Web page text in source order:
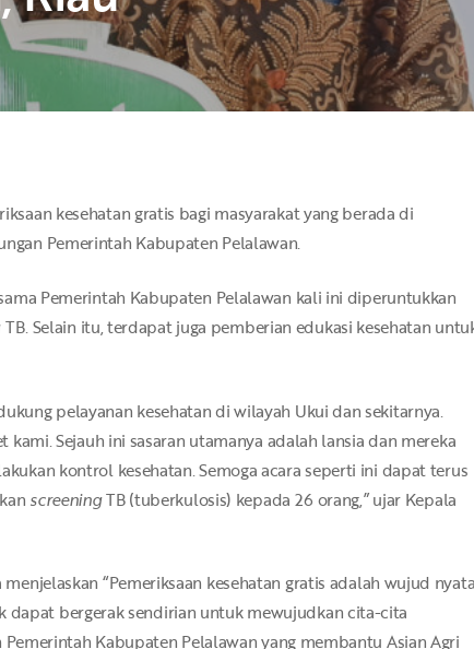
kesehatan gratis bagi masyarakat yang berada di
Pemerintah Kabupaten Pelalawan.
Pemerintah Kabupaten Pelalawan kali ini diperuntukkan
TB. Selain itu, terdapat juga pemberian edukasi kesehatan
pelayanan kesehatan di wilayah Ukui dan sekitarnya.
Sejauh ini sasaran utamanya adalah lansia dan mereka
kontrol kesehatan. Semoga acara seperti ini dapat terus
screeningTB (tuberkulosis) kepada 26 orang,” ujar Kepala
“Pemeriksaan kesehatan gratis adalah wujud nyata
dapat bergerak sendirian untuk mewujudkan cita-cita
Kabupaten Pelalawan yang membantu Asian Agri